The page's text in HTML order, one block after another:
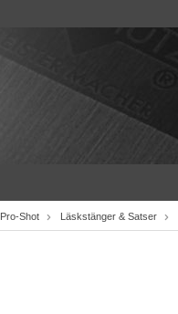
Pro-Shot Läskstänger & Satser